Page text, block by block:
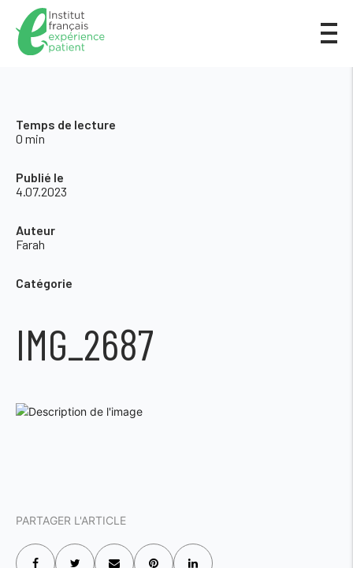
Temps de lecture
0 min
Publié le
4.07.2023
Auteur
Farah
Catégorie
IMG_2687
PARTAGER L'ARTICLE